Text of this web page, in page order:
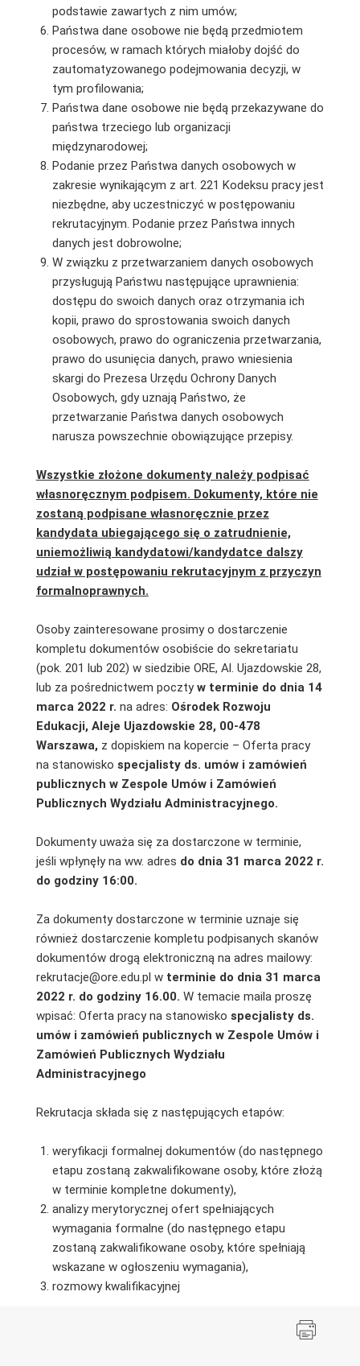
podstawie zawartych z nim umów;
Państwa dane osobowe nie będą przedmiotem
procesów, w ramach których miałoby dojść do
zautomatyzowanego podejmowania decyzji, w
tym profilowania;
Państwa dane osobowe nie będą przekazywane do
państwa trzeciego lub organizacji
międzynarodowej;
Podanie przez Państwa danych osobowych w
zakresie wynikającym z art. 221 Kodeksu pracy jest
niezbędne, aby uczestniczyć w postępowaniu
rekrutacyjnym. Podanie przez Państwa innych
danych jest dobrowolne;
W związku z przetwarzaniem danych osobowych
przysługują Państwu następujące uprawnienia:
dostępu do swoich danych oraz otrzymania ich
kopii, prawo do sprostowania swoich danych
osobowych, prawo do ograniczenia przetwarzania,
prawo do usunięcia danych, prawo wniesienia
skargi do Prezesa Urzędu Ochrony Danych
Osobowych, gdy uznają Państwo, że
przetwarzanie Państwa danych osobowych
narusza powszechnie obowiązujące przepisy.
Wszystkie złożone dokumenty należy podpisać
własnoręcznym podpisem. Dokumenty, które nie
zostaną podpisane własnoręcznie przez
kandydata ubiegającego się o zatrudnienie,
uniemożliwią kandydatowi/kandydatce dalszy
udział w postępowaniu rekrutacyjnym z przyczyn
formalnoprawnych.
Osoby zainteresowane prosimy o dostarczenie
kompletu dokumentów osobiście do sekretariatu
(pok. 201 lub 202) w siedzibie ORE, Al. Ujazdowskie 28,
lub za pośrednictwem pocztyw terminie do dnia 14
marca 2022 r. na adres: Ośrodek Rozwoju
Edukacji, Aleje Ujazdowskie 28, 00-478
Warszawa, z dopiskiem na kopercie – Oferta pracy
na stanowisko specjalisty ds. umów i zamówień
publicznych w Zespole Umów i Zamówień
Publicznych Wydziału Administracyjnego.
Dokumenty uważa się za dostarczone w terminie,
jeśli wpłynęły na ww. adres do dnia 31 marca 2022 r.
do godziny 16:00.
Za dokumenty dostarczone w terminie uznaje się
również dostarczenie kompletu podpisanych skanów
dokumentów drogą elektroniczną na adres mailowy:
rekrutacje@ore.edu.pl w terminie do dnia 31 marca
2022 r. do godziny 16.00. W temacie maila proszę
wpisać: Oferta pracy na stanowisko specjalisty ds.
umów i zamówień publicznych w Zespole Umów i
Zamówień Publicznych Wydziału
Administracyjnego
Rekrutacja składa się z następujących etapów:
weryfikacji formalnej dokumentów (do następnego
etapu zostaną zakwalifikowane osoby, które złożą
w terminie kompletne dokumenty),
analizy merytorycznej ofert spełniających
wymagania formalne (do następnego etapu
zostaną zakwalifikowane osoby, które spełniają
wskazane w ogłoszeniu wymagania),
rozmowy kwalifikacyjnej